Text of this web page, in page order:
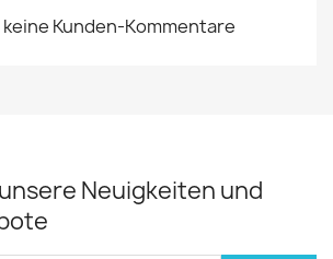
Kunden-Kommentare
Neuigkeiten und